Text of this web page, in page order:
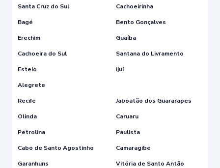
Santa Cruz do Sul
Cachoeirinha
Bagé
Bento Gonçalves
Erechim
Guaíba
Cachoeira do Sul
Santana do Livramento
Esteio
Ijuí
Alegrete
Recife
Jaboatão dos Guararapes
Olinda
Caruaru
Petrolina
Paulista
Cabo de Santo Agostinho
Camaragibe
Garanhuns
Vitória de Santo Antão